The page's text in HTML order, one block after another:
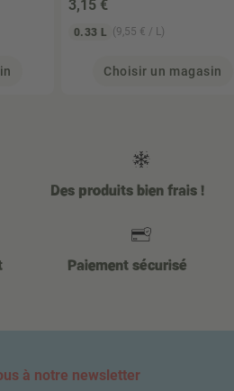
3,15 €
0.33 L (9,55 € / L)
Choisir un magasin
Des produits bien frais !
Paiement sécurisé
à notre newsletter